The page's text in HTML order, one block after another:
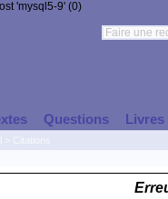
'mysql5-9' (0)
Questions Livres